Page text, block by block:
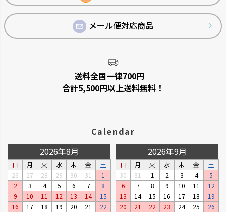
凹凸がなくお手入れしやすい形
ダスポット
使いやすい生活の必需品です。
メール便対応商品
送料全国一律700円
合計5,500円以上送料無料！
Calendar
2026年8月
日 月 火 水 木 金
土
26
27 28 29 30 31
1
2
3 4 5 6 7
8
9
10 11 12 13 14
15
16
17 18 19 20 21
22
2026年9月
日 月 火 水 木 金
土
30
31 1 2 3 4
5
6
7 8 9 10 11
12
13
14 15 16 17 18
19
20
21 22 23 24 25
26